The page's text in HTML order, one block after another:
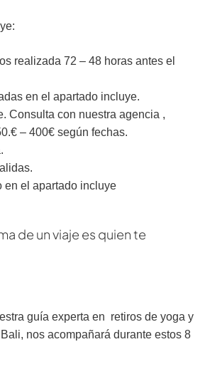
realizada 72 – 48 horas antes el
en el apartado incluye.
Consulta con nuestra agencia ,
– 400€ según fechas.
en el apartado incluye
de un viaje es quien te
guía experta en retiros de yoga y
nos acompañará durante estos 8